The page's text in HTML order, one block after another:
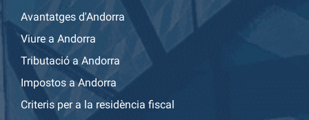
Avantatges d'Andorra
Viure a Andorra
Tributació a Andorra
Impostos a Andorra
Criteris per a la residència fiscal